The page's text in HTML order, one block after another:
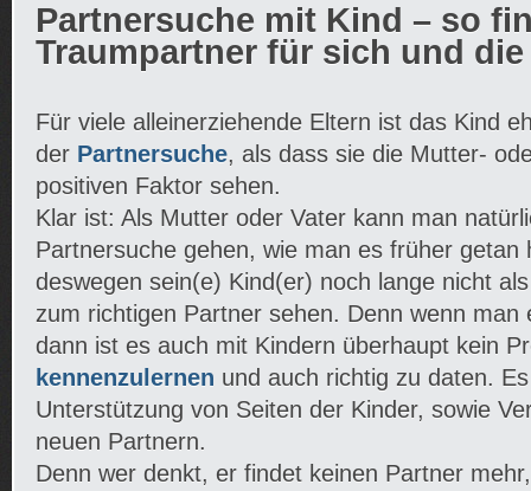
Partnersuche mit Kind – so
Traumpartner für sich und
Für viele alleinerziehende Eltern ist das Kind
der Partnersuche, als dass sie die Mutter-
positiven Faktor sehen.
Klar ist: Als Mutter oder Vater kann man
Partnersuche gehen, wie man es früher getan
deswegen sein(e) Kind(er) noch lange nicht
zum richtigen Partner sehen. Denn wenn man
dann ist es auch mit Kindern überhaupt kein
kennenzulernen und auch richtig zu daten.
Unterstützung von Seiten der Kinder, sowie
neuen Partnern.
Denn wer denkt, er findet keinen Partner